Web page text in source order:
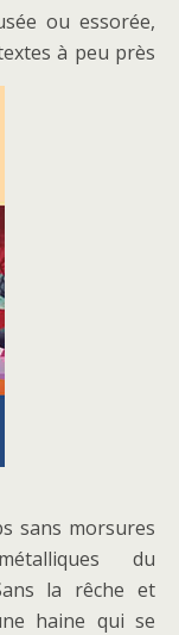
ou essorée,
à peu près
sans morsures
du
la rêche et
haine qui se